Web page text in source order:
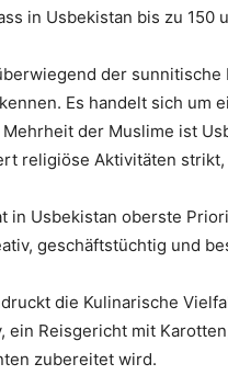
in Usbekistan bis zu 150
der
Es handelt sich um
der Muslime ist
religiöse Aktivitäten
in Usbekistan oberste
geschäftstüchtig und
die Kulinarische
ein Reisgericht mit
zubereitet wird.